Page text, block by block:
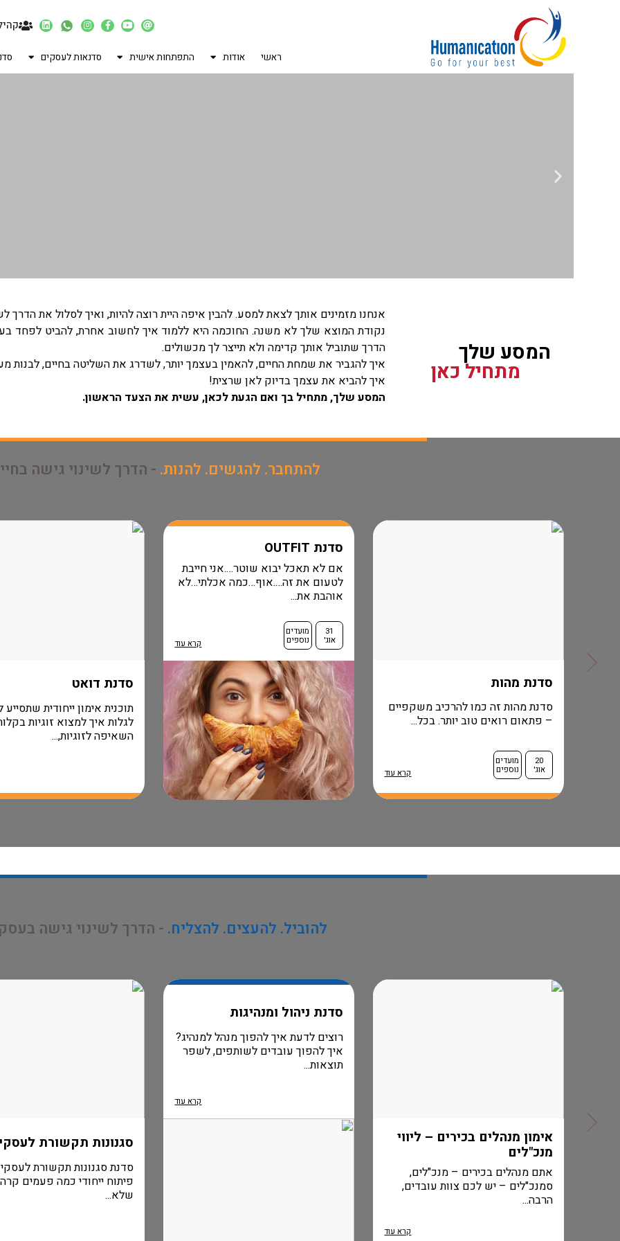
ראשי אודות התפתחות אישית סדנאות לעסקים
המסע שלך
מתחיל כאן
אנחנו מזמינים אותך לצאת למסע. להבין איפה היית רוצה להיות, ואיך לסלול את הדרך
נקודת המוצא שלך לא משנה. החוכמה היא ללמוד איך לחשוב אחרת, להביט לפחד
הדרך שתוביל אותך קדימה ולא תייצר לך מכשולים.
איך להגביר את שמחת החיים, להאמין בעצמך יותר, לשדרג את השליטה בחיים, לבנות
איך להביא את עצמך בדיוק לאן שרצית!
המסע שלך, מתחיל בך ואם הגעת לכאן, עשית את הצעד הראשון.
להתחבר. להגשים. להנות. - הדרך לשינוי גישה
סדנת מהות
סדנת מהות זה כמו להרכיב משקפיים
– פתאום רואים טוב יותר. בכל...
20
אוג'
מועדים
נוספים קרא עוד
סדנת OUTFIT
אם לא תאכל יבוא שוטר….אני חייבת
לטעום את זה….אוף…כמה אכלתי…לא
אוהבת את...
31
אוג'
מועדים
נוספים קרא עוד
סדנת דואט
תוכנית אימון ייחודית
לגלות איך למצוא זוגיות
השאיפה לזוגיות,...
להוביל. להעצים. להצליח. - הדרך לשינוי גישה
אימון מנהלים בכירים – ליווי
מנכ"לים
אתם מנהלים בכירים – מנכ"לים,
סמנכ"לים – יש לכם צוות עובדים,
הרבה...
קרא עוד
סדנת ניהול ומנהיגות
רוצים לדעת איך להפוך מנהל למנהיג?
איך להפוך עובדים לשותפים, לשפר
תוצאות...
קרא עוד
סגנונות תקשורת
סדנת סגנונות תקשורת
פיתוח ייחודי כמה פעמים
שלא...